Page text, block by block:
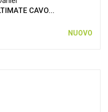
CAVO...
NUOVO